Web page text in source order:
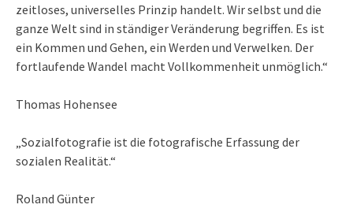
zeitloses, universelles Prinzip handelt. Wir selbst und die
ganze Welt sind in ständiger Veränderung begriffen. Es ist
ein Kommen und Gehen, ein Werden und Verwelken. Der
fortlaufende Wandel macht Vollkommenheit unmöglich.“
Thomas Hohensee
„Sozialfotografie ist die fotografische Erfassung der
sozialen Realität.“
Roland Günter